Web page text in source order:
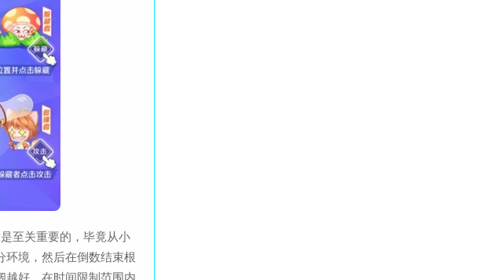
至关重要的，毕竟从小
环境，然后在倒数结束根
越好，在时间限制范围内